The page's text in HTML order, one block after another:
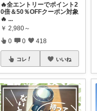
🔥全エントリーでポイント2
0倍＆50％OFFクーポン対象
🔥...
￥ 2,980～
0 0 418
コレ いいね